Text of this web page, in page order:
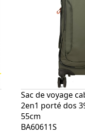
Sac de voyage
2en1 porté dos
55cm
BA60611S